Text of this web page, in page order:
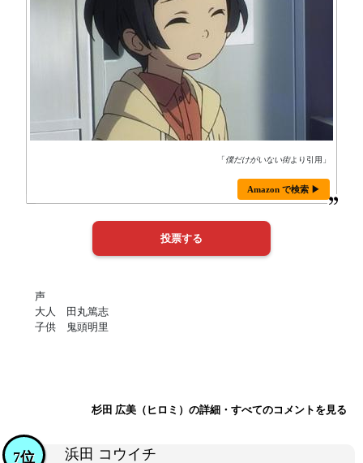
「僕だけがいない街より引用」
Amazon で検索 ▶
声
大人 田丸篤志
子供 鬼頭明里
杉田 広美（ヒロミ）の詳細・すべてのコメントを見る
浜田 コウイチ
7位